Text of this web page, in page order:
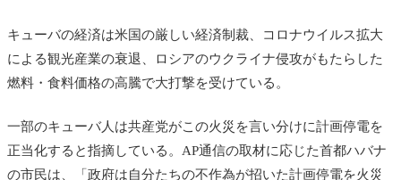
キューバの経済は米国の厳しい経済制裁、コロナウイルス拡大
による観光産業の衰退、ロシアのウクライナ侵攻がもたらした
燃料・食料価格の高騰で大打撃を受けている。
一部のキューバ人は共産党がこの火災を言い分けに計画停電を
正当化すると指摘している。AP通信の取材に応じた首都ハバナ
の市民は、「政府は自分たちの不作為が招いた計画停電を火災